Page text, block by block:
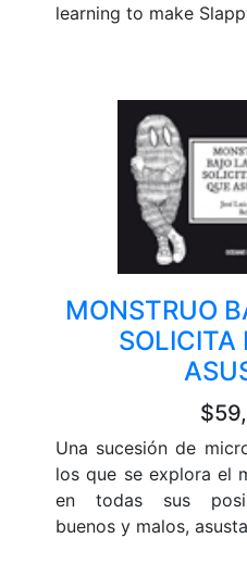
learning to make
MONSTRUO
SOLICITA
Una sucesión de
los que se explora el
en todas sus
buenos y malos,